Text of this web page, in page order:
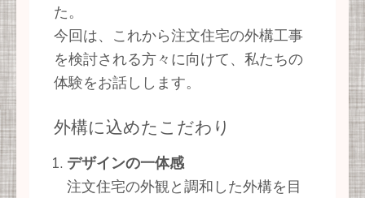
た。
今回は、これから注文住宅の外構工事
を検討される方々に向けて、私たちの
体験をお話しします。
外構に込めたこだわり
デザインの一体感
注文住宅の外観と調和した外構を目